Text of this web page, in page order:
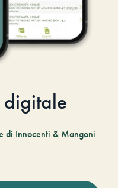
digitale
di Innocenti & Mangoni